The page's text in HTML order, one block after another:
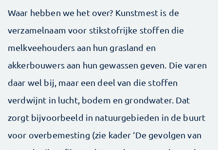
Waar hebben we het over? Kunstmest is de
verzamelnaam voor stikstofrijke stoffen die
melkveehouders aan hun grasland en
akkerbouwers aan hun gewassen geven. Die varen
daar wel bij, maar een deel van die stoffen
verdwijnt in lucht, bodem en grondwater. Dat
zorgt bijvoorbeeld in natuurgebieden in de buurt
voor overbemesting (zie kader ‘De gevolgen van